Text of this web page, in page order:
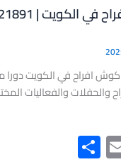
افراح في الكويت دورا
والحفلات والفعاليات
E